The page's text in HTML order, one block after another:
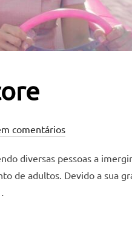
comentários
diversas pessoas a
de adultos. Devido a sua